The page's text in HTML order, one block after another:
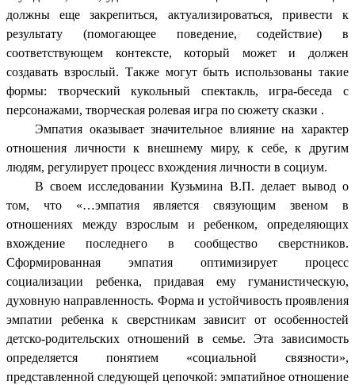
должны еще закрепиться, актуализироваться, привести к
результату (помогающее поведение, содействие) в
соответствующем контексте, который может и должен
создавать взрослый. Также могут быть использованы такие
формы: творческий кукольный спектакль, игра-беседа с
персонажами, творческая ролевая игра по сюжету сказки .
Эмпатия оказывает значительное влияние на характер
отношения личности к внешнему миру, к себе, к другим
людям, регулирует процесс вхождения личности в социум.
В своем исследовании Кузьмина В.П. делает вывод о
том, что «…эмпатия является связующим звеном в
отношениях между взрослым и ребенком, определяющих
вхождение последнего в сообщество сверстников.
Сформированная эмпатия оптимизирует процесс
социализации ребенка, придавая ему гуманистическую,
духовную направленность. Форма и устойчивость проявления
эмпатии ребенка к сверстникам зависит от особенностей
детско-родительских отношений в семье. Эта зависимость
определяется понятием «социальной связности»,
представленной следующей цепочкой: эмпатийное отношение